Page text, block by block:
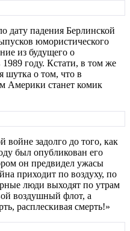
дату падения Берлинской
юмористического
из будущего о
году. Кстати, в том же
шутка о том, что в
Америки станет комик
войне задолго до того, как
был опубликован его
он предвидел ужасы
приходит по воздуху, по
люди выходят по утрам
воздушный флот, а
расплескивая смерть!»